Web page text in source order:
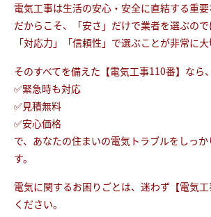
電気工事は生活の安心・安全に直結する重要
だからこそ、「安さ」だけで業者を選ぶので
「対応力」「信頼性」で選ぶことが非常に大
そのすべてを備えた【電気工事110番】なら、
✅緊急時も対応
✅見積無料
✅安心価格
で、あなたの住まいの電気トラブルをしっ
す。
電気に関するお困りごとは、迷わず【電気
ください。